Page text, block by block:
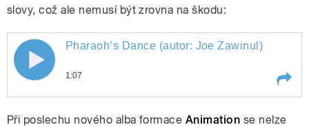
pause
slovy, což ale nemusí být zrovna na škodu:
Pharaoh’s Dance (autor: Joe Zawinul)
Pharaoh’s Dance (autor: Joe Zawinul)
1:07
Při poslechu nového alba formace Animation se nelze